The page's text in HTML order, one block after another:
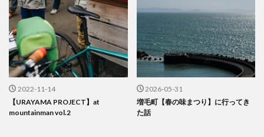
2022-11-14
【URAYAMA PROJECT】at
mountainman vol.2
2026-05-31
増毛町【春の味まつり】に行ってき
た話